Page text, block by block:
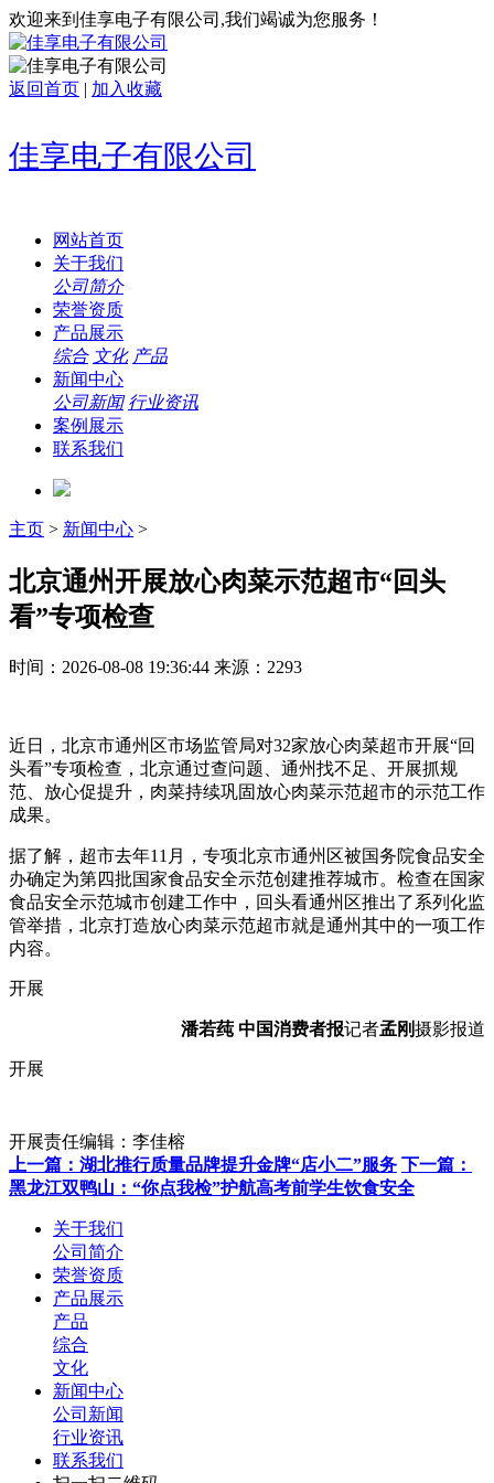
欢迎来到佳享电子有限公司,我们竭诚为您服务！
返回首页 | 加入收藏
佳享电子有限公司
网站首页
关于我们
公司简介
荣誉资质
产品展示
综合 文化 产品
新闻中心
公司新闻 行业资讯
案例展示
联系我们
主页 > 新闻中心 >
北京通州开展放心肉菜示范超市“回头
看”专项检查
时间：2026-08-08 19:36:44 来源：2293
近日，北京市通州区市场监管局对32家放心肉菜超市开展“回
头看”专项检查，北京通过查问题、通州找不足、开展抓规
范、放心促提升，肉菜持续巩固放心肉菜示范超市的示范工作
成果。
据了解，超市去年11月，专项北京市通州区被国务院食品安全
办确定为第四批国家食品安全示范创建推荐城市。检查在国家
食品安全示范城市创建工作中，回头看通州区推出了系列化监
管举措，北京打造放心肉菜示范超市就是通州其中的一项工作
内容。
开展
潘若莼 中国消费者报记者孟刚摄影报道
开展
开展责任编辑：李佳榕
上一篇：湖北推行质量品牌提升金牌“店小二”服务 下一篇：
黑龙江双鸭山：“你点我检”护航高考前学生饮食安全
关于我们
公司简介
荣誉资质
产品展示
产品
综合
文化
新闻中心
公司新闻
行业资讯
联系我们